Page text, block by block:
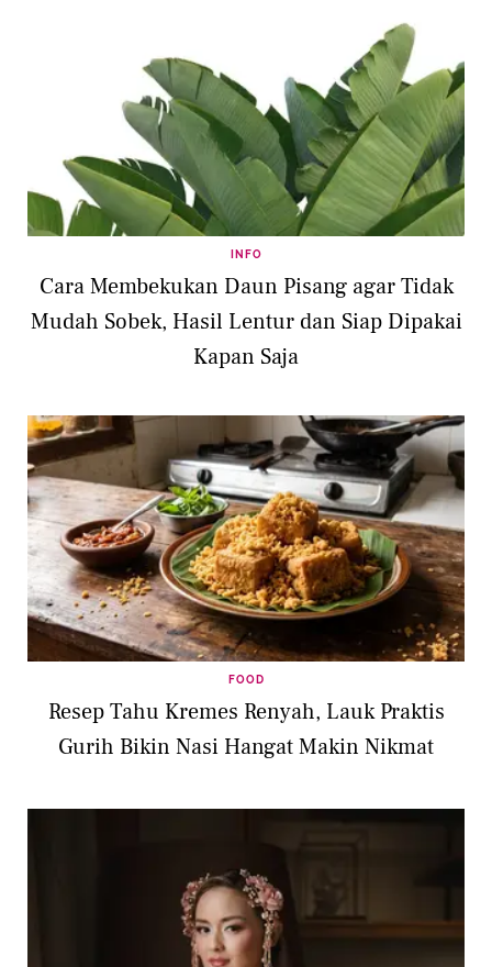
INFO
Cara Membekukan Daun Pisang agar Tidak
Mudah Sobek, Hasil Lentur dan Siap Dipakai
Kapan Saja
FOOD
Resep Tahu Kremes Renyah, Lauk Praktis
Gurih Bikin Nasi Hangat Makin Nikmat